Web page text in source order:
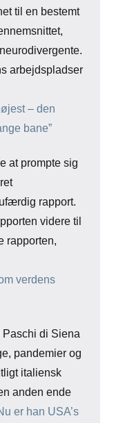
til en bestemt
arbejdspladser
– den
bane”
at prompte sig
rapport.
videre til
rapporten,
verdens
Paschi di Siena
pandemier og
italiensk
anden ende
er han USA’s